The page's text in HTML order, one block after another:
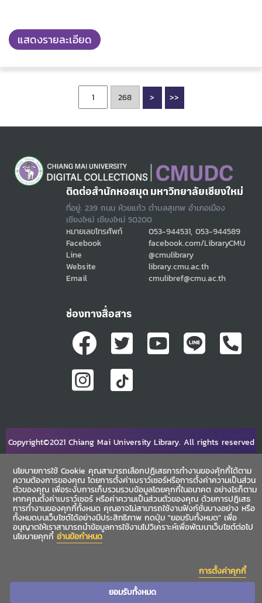
แสดงรายละเอียด
> >>
ติดต่อสำนักหอสมุด มหาวิทยาลัยเชียงใหม่
ที่อยู่: 239 ถนน ห้วยแก้ว ตำบลสุเทพ อำเภอเมือง
เชียงใหม่ เชียงใหม่ 50200
หมายเลขโทรศัพท์ 053-944531, 053-944589
Facebook
facebook.com/LibraryCMU
Line
@cmulibrary
Website
library.cmu.ac.th
Email
cmulibref@cmu.ac.th
ช่องทางสื่อสาร
Copyright©2021 Chiang Mai University Library. All rights reserved
นโยบายการใช้ Cookie คุณสามารถเลือกปฏิเสธการทำงานของคุ้กกี้ได้ตาม
ความต้องการของคุณ โดยการตั้งค่าเบราว์เซอร์หรือการตั้งค่าความเป็นส่วน
ตัวของคุณ เพื่อระงับการเก็บรวมรวบข้อมูลโดยคุกกี้ในอนาคต อย่างไรก็ตาม
หากคุณตั้งค่าเบราว์เซอร์ หรือค่าความเป็นส่วนตัวของคุณ ด้วยการปฎิเสธ
การทำงานของคุกกี้ทั้งหมด คุณอาจไม่สามารถใช้งานฟังก์ชั่นบางอย่าง หรือ
ทั้งหมดบนเว็บไซต์ได้อย่างมีประสิทธิภาพ กดปุ่ม "ยอมรับทั้งหมด" เพื่อ
อนุญาตให้เราสามารถนำข้อมูลการใช้งานไปวิเคราะห์เพื่อพัฒนาเว็บไซต์ต่อไป
นโยบายคุกกี้อ่านข้อกำหนด
การตั้งค่าคุกกี้
ยอมรับทั้งหมด